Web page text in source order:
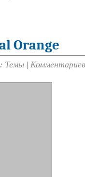
Orange
Темы |